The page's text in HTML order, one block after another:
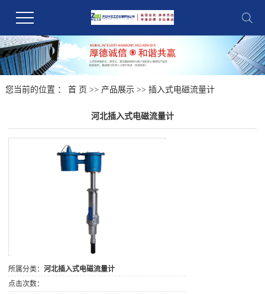
您当前的位置 ： 首 页 >> 产品展示>> 插入式电磁流量计
河北插入式电磁流量计
所属分类： 河北插入式电磁流量计
点击次数：